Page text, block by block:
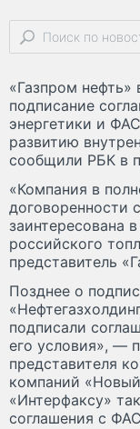
«Газпром нефть»
подписание
энергетики и
развитию
сообщили РБК в
«Компания в
договоренности
заинтересована
российского
представитель
Позднее о
подписали
его условия», —
представителя
компаний
«Интерфаксу»
соглашения с